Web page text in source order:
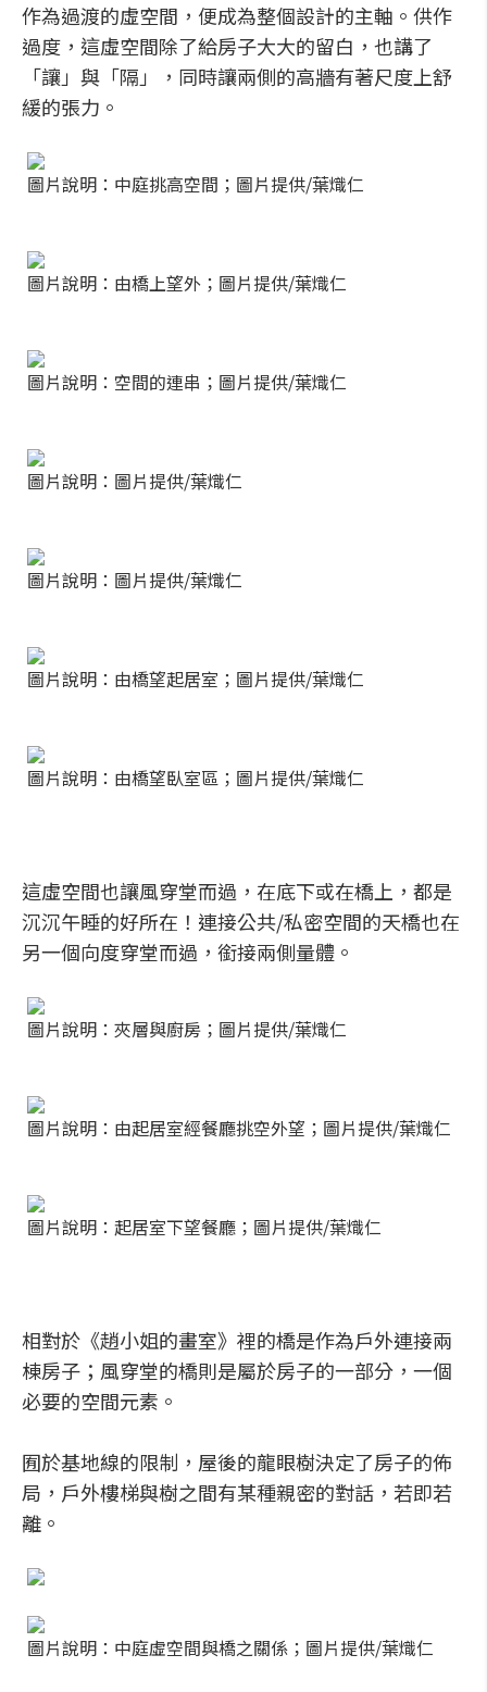
作為過渡的虛空間，便成為整個設計的主軸。供作
過度，這虛空間除了給房子大大的留白，也講了
「讓」與「隔」，同時讓兩側的高牆有著尺度上舒
緩的張力。
圖片說明：中庭挑高空間；圖片提供/葉熾仁
圖片說明：由橋上望外；圖片提供/葉熾仁
圖片說明：空間的連串；圖片提供/葉熾仁
圖片說明：圖片提供/葉熾仁
圖片說明：圖片提供/葉熾仁
圖片說明：由橋望起居室；圖片提供/葉熾仁
圖片說明：由橋望臥室區；圖片提供/葉熾仁
這虛空間也讓風穿堂而過，在底下或在橋上，都是
沉沉午睡的好所在！連接公共/私密空間的天橋也在
另一個向度穿堂而過，銜接兩側量體。
圖片說明：夾層與廚房；圖片提供/葉熾仁
圖片說明：由起居室經餐廳挑空外望；圖片提供/葉熾仁
圖片說明：起居室下望餐廳；圖片提供/葉熾仁
相對於《趙小姐的畫室》裡的橋是作為戶外連接兩
棟房子；風穿堂的橋則是屬於房子的一部分，一個
必要的空間元素。
囿於基地線的限制，屋後的龍眼樹決定了房子的佈
局，戶外樓梯與樹之間有某種親密的對話，若即若
離。
圖片說明：中庭虛空間與橋之關係；圖片提供/葉熾仁